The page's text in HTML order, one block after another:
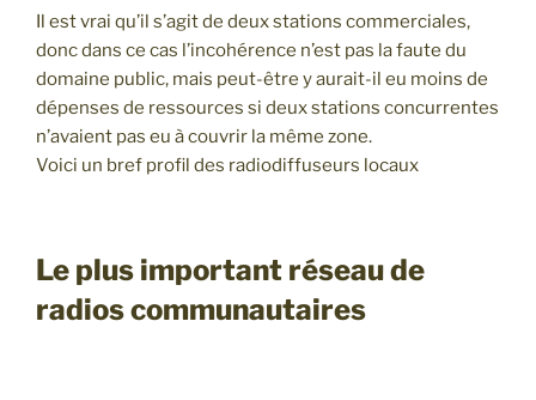
Il est vrai qu’il s’agit de deux stations commerciales,
donc dans ce cas l’incohérence n’est pas la faute du
domaine public, mais peut-être y aurait-il eu moins de
dépenses de ressources si deux stations concurrentes
n’avaient pas eu à couvrir la même zone.
Voici un bref profil des radiodiffuseurs locaux
Le plus important réseau de
radios communautaires